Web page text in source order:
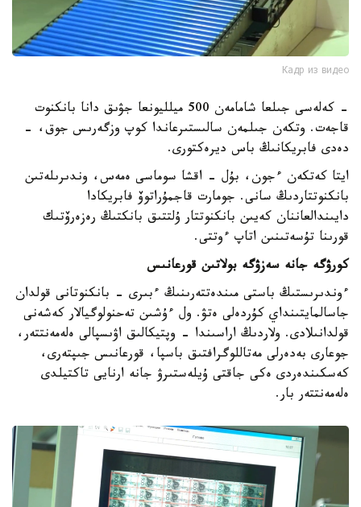
Кадр из видео
- كەلەسى جىلعا شامامەن 500 ميلليونعا جۋىق دانا بانكنوت
قاجەت. وتكەن جىلمەن سالىستىرعاندا كوپ وزگەرىس جوق، -
دەدى فابريكانىڭ باس ديرەكتورى.
ايتا كەتكەن ءجون، بۇل - اقشا سوماسى ەمەس، وندىرىلەتىن
بانكنوتتاردىڭ سانى. جومارت قاجمۇراتوۆ فابريكادا
دايىندالعاننان كەيىن بانكنوتتار ۇلتتىق بانكتىڭ رەزەرۆتىك
قورىنا تۇسەتىنىن اتاپ ءوتتى.
كورۋگە جانە سەزۋگە بولاتىن قورعانىس
ءوندىرىستىڭ باستى مىندەتتەرىنىڭ ءبىرى - بانكنوتانى قولدان
جاسالمايتىنداي كۇردەلى ەتۋ. ول ءۇشىن تەحنولوگيالار كەشەنى
قولدانىلادى. ولاردىڭ اراسىندا - وپتيكالىق اۋىسپالى ەلەمەنتتەر،
جوعارى بەدەرلى مەتاللوگرافتىق باسپا، قورعانىس جىپتەرى،
كەسكىندەردى ەكى جاقتى ۇيلەستىرۋ جانە ارنايى تاكتيلدى
ەلەمەنتتەر بار.